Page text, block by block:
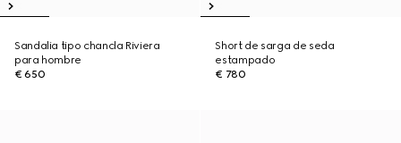
Sandalia tipo chancla Riviera
para hombre
€ 650
Short de sarga de seda
estampado
€ 780